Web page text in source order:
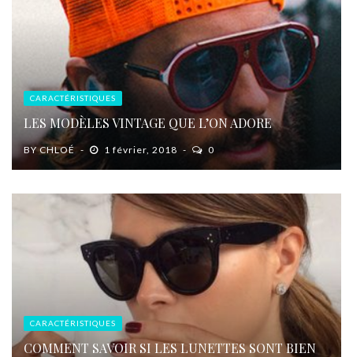
CARACTÉRISTIQUES
LES MODÈLES VINTAGE QUE L’ON ADORE
BYCHLOÉ 1 février, 2018 0
CARACTÉRISTIQUES
COMMENT SAVOIR SI LES LUNETTES SONT BIEN